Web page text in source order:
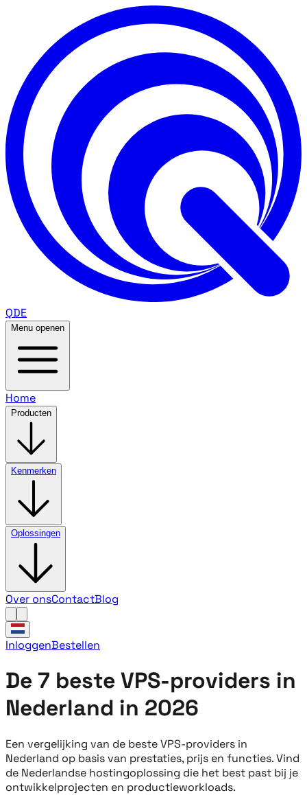
QDE
Menu openen
Home
Producten
Kenmerken
Oplossingen
Over onsContactBlog
InloggenBestellen
De 7 beste VPS-providers in
Nederland in 2026
Een vergelijking van de beste VPS-providers in
Nederland op basis van prestaties, prijs en functies. Vind
de Nederlandse hostingoplossing die het best past bij je
ontwikkelprojecten en productieworkloads.